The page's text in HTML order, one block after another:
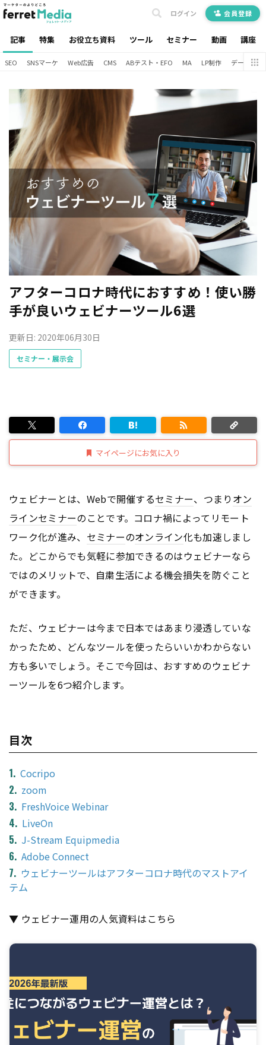
記事 特集 お役立ち資料 ツール セミナー 動画 講座
ログイン 会員登録
SEO SNSマーケ Web広告 CMS ABテスト・EFO MA LP制作 データ分析
アフターコロナ時代におすすめ！使い勝
手が良いウェビナーツール6選
更新日: 2020年06月30日
セミナー・展示会
マイページにお気に入り
ウェビナーとは、Webで開催するセミナー、つまり オン
ラインセミナーのことです。コロナ禍によってリモート
ワーク化が進み、 セミナーのオンライン化も加速しまし
た。どこからでも気軽に参加できるのはウェビナーなら
ではのメリットで、自粛生活による機会損失を防ぐこと
ができます。
ただ、ウェビナーは今まで日本ではあまり浸透していな
かったため、どんなツールを使ったらいいかわからない
方も多いでしょう。そこで今回は、おすすめのウェビナ
ーツールを6つ紹介します。
目次
Cocripo
zoom
FreshVoice Webinar
LiveOn
J-Stream Equipmedia
Adobe Connect
ウェビナーツールはアフターコロナ時代のマストアイ
テム
▼ ウェビナー運用の人気資料はこちら